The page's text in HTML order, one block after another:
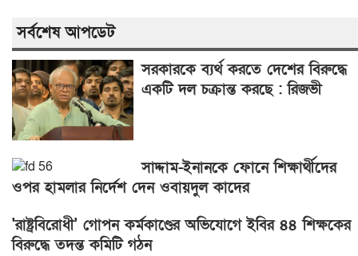
সর্বশেষ আপডেট
সরকারকে ব্যর্থ করতে দেশের বিরুদ্ধে
একটি দল চক্রান্ত করছে : রিজভী
সাদ্দাম-ইনানকে ফোনে শিক্ষার্থীদের
ওপর হামলার নির্দেশ দেন ওবায়দুল কাদের
'রাষ্ট্রবিরোধী' গোপন কর্মকাণ্ডের অভিযোগে ইবির ৪৪ শিক্ষকের
বিরুদ্ধে তদন্ত কমিটি গঠন